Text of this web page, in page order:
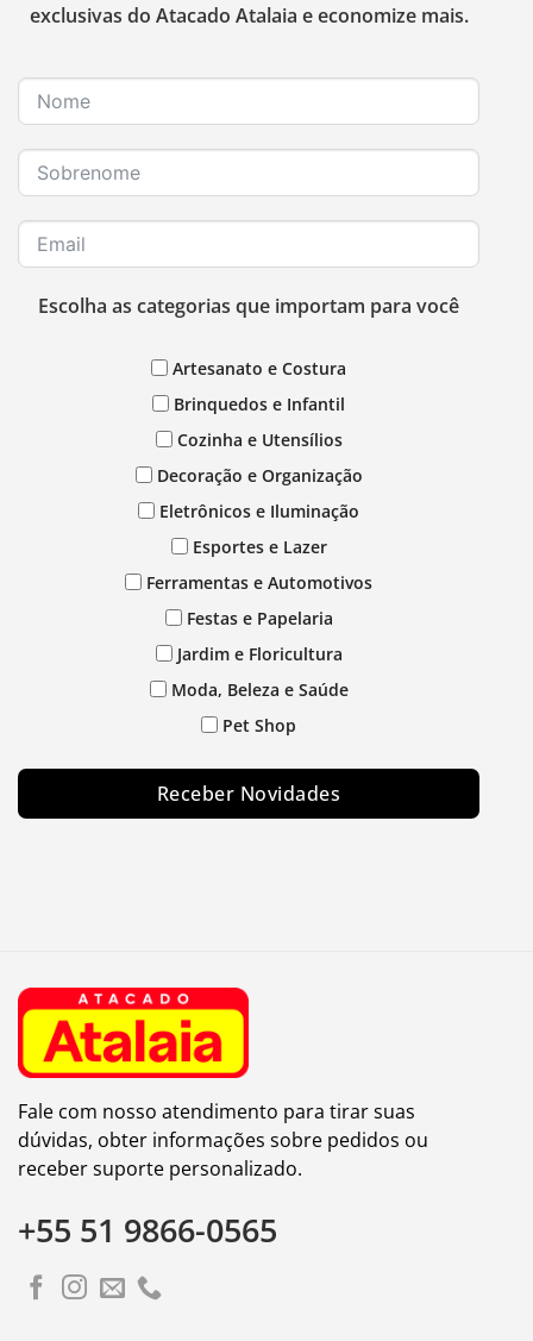
exclusivas do Atacado Atalaia e economize mais.
Escolha as categorias que importam para você
Artesanato e Costura
Brinquedos e Infantil
Cozinha e Utensílios
Decoração e Organização
Eletrônicos e Iluminação
Esportes e Lazer
Ferramentas e Automotivos
Festas e Papelaria
Jardim e Floricultura
Moda, Beleza e Saúde
Pet Shop
Receber Novidades
Fale com nosso atendimento para tirar suas
dúvidas, obter informações sobre pedidos ou
receber suporte personalizado.
+55 51 9866-0565